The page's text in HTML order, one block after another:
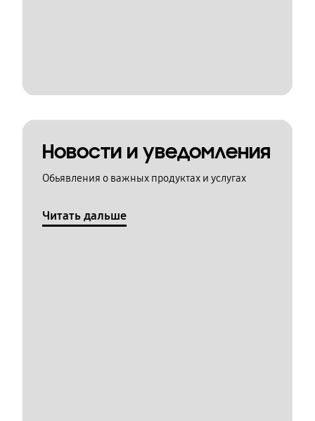
Новости и уведомления
Обьявления о важных продуктах и услугах
Читать дальше